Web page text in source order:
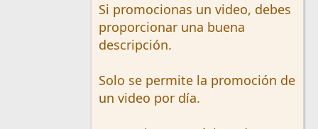
Si promocionas un video, debes
proporcionar una buena
descripción.
Solo se permite la promoción de
un video por día.